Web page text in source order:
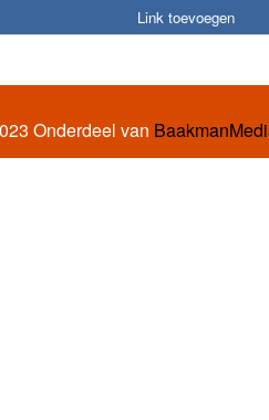
Link toevoegen
Onderdeel van